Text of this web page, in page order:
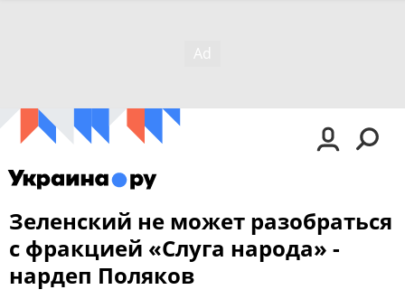
Зеленский не может разобраться
с фракцией «Слуга народа» -
нардеп Поляков